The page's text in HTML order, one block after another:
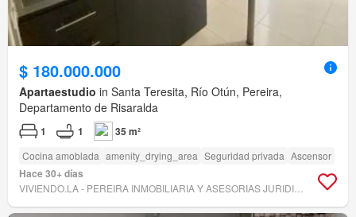
$ 180.000.000
Apartaestudio in Santa Teresita, Río Otún, Pereira,
Departamento de Risaralda
1 1 35 m²
Cocina amoblada amenity_drying_area Seguridad privada Ascensor
Hace 30+ días